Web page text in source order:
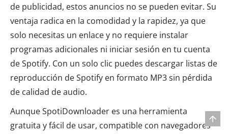
de publicidad, estos anuncios no se pueden evitar. Su
ventaja radica en la comodidad y la rapidez, ya que
solo necesitas un enlace y no requiere instalar
programas adicionales ni iniciar sesión en tu cuenta
de Spotify. Con un solo clic puedes descargar listas de
reproducción de Spotify en formato MP3 sin pérdida
de calidad de audio.
Aunque SpotiDownloader es una herramienta
gratuita y fácil de usar, compatible con navegadores